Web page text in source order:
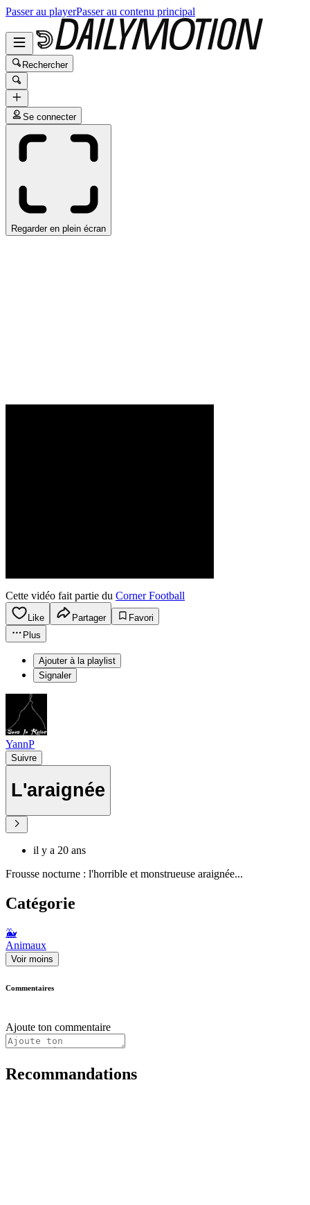
Passer au playerPasser au contenu principal
Rechercher
Se connecter
Regarder en plein écran
Cette vidéo fait partie du Corner Football
Like Partager
Favori
Plus
Ajouter à la playlist
Signaler
YannP
Suivre
L'araignée
il y a 20 ans
Frousse nocturne : l'horrible et monstrueuse araignée...
Catégorie
🐳
Animaux
Voir moins
Commentaires
Ajoute ton commentaire
Recommandations